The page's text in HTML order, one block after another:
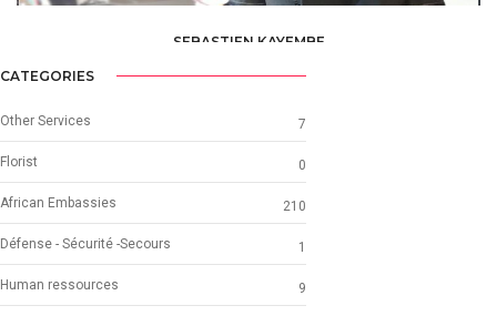
SEBASTIEN KAYEMBE
CATEGORIES
Other Services
Florist
African Embassies
Défense - Sécurité -Secours
Human ressources